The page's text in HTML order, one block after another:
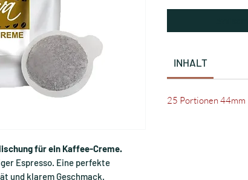
für ein Kaffee-Creme.
Espresso. Eine perfekte
und klarem Geschmack.
INHALT
25 Portionen 44mm